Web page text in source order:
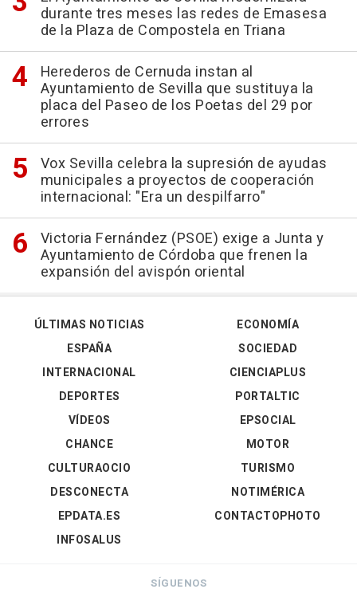
durante tres meses las redes de Emasesa
de la Plaza de Compostela en Triana
Herederos de Cernuda instan al
Ayuntamiento de Sevilla que sustituya la
placa del Paseo de los Poetas del 29 por
errores
Vox Sevilla celebra la supresión de ayudas
municipales a proyectos de cooperación
internacional: "Era un despilfarro"
Victoria Fernández (PSOE) exige a Junta y
Ayuntamiento de Córdoba que frenen la
expansión del avispón oriental
ÚLTIMAS NOTICIAS
ESPAÑA
INTERNACIONAL
DEPORTES
VÍDEOS
ECONOMÍA
SOCIEDAD
CIENCIAPLUS
PORTALTIC
EPSOCIAL
CHANCE
CULTURAOCIO
DESCONECTA
EPDATA.ES
INFOSALUS
MOTOR
TURISMO
NOTIMÉRICA
CONTACTOPHOTO
SÍGUENOS